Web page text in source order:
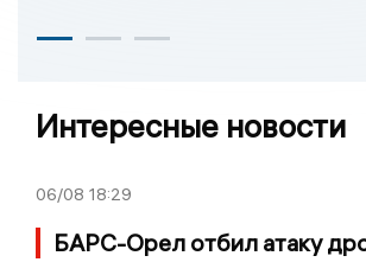
Интересные новости
06/08 18:29
БАРС-Орел отбил атаку